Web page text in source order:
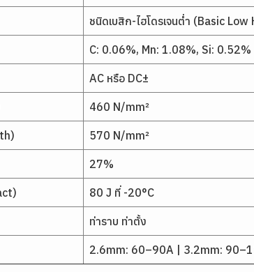
ชนิดเบสิก-ไฮโดรเจนต่ำ (Basic
C: 0.06%, Mn: 1.08%, Si: 0.52%
AC หรือ DC±
460 N/mm²
570 N/mm²
27%
80 J ที่ -20°C
ท่าราบ ท่าตั้ง
2.6mm: 60–90A | 3.2mm: